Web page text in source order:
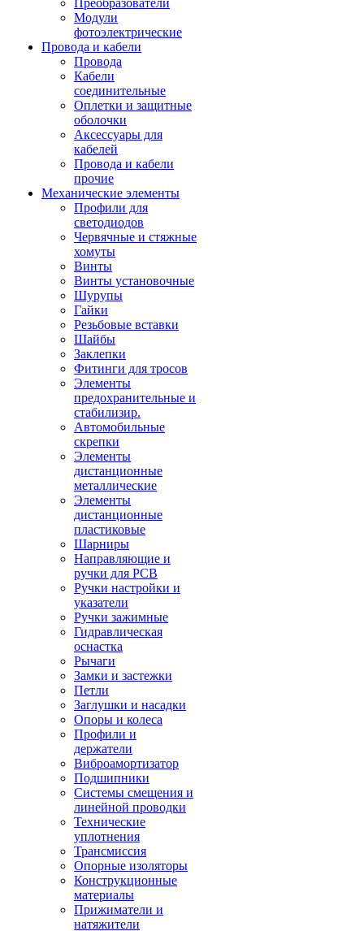
Преобразователи
Модули
фотоэлектрические
Провода и кабели
Провода
Кабели
соединительные
Оплетки и защитные
оболочки
Аксессуары для
кабелей
Провода и кабели
прочие
Механические элементы
Профили для
светодиодов
Червячные и стяжные
хомуты
Винты
Винты установочные
Шурупы
Гайки
Резьбовые вставки
Шайбы
Заклепки
Фитинги для тросов
Элементы
предохранительные и
стабилизир.
Автомобильные
скрепки
Элементы
дистанционные
металлические
Элементы
дистанционные
пластиковые
Шарниры
Направляющие и
ручки для PCB
Ручки настройки и
указатели
Ручки зажимные
Гидравлическая
оснастка
Рычаги
Замки и застежки
Петли
Заглушки и насадки
Опоры и колеса
Профили и
держатели
Виброамортизатор
Подшипники
Системы смещения и
линейной проводки
Технические
уплотнения
Трансмиссия
Опорные изоляторы
Конструкционные
материалы
Прижиматели и
натяжители